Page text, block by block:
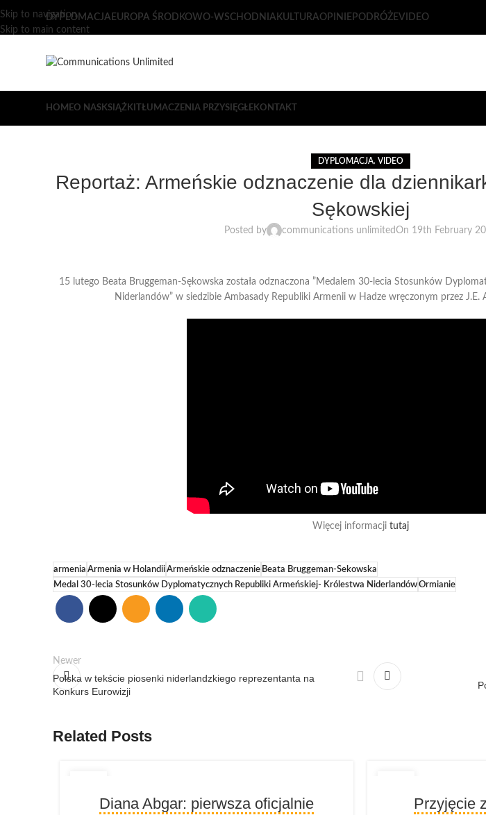
Skip to navigation
Skip to main content
DYPLOMACJA EUROPA ŚRODKOWO-WSCHODNIA KULTURAOPINIE PODRÓŻEVIDEO
HOMEO NAS KSIĄŻKI TŁUMACZENIA PRZYSIĘGŁE KONTAKT
DYPLOMACJA, VIDEO
Reportaż: Armeńskie odznaczenie dla
Sękowskiej
Posted by communications unlimitedOn 19th February
15 lutego Beata Bruggeman-Sękowska została odznaczona ”Medalem 30-lecia Stosunków
Niderlandów” w siedzibie Ambasady Republiki Armenii w Hadze wręczonym przez J.E.
Więcej informacji tutaj
armenia Armenia w HolandiiArmeńskie odznaczenieBeata Bruggeman-Sekowska
Medal 30-lecia Stosunków Dyplomatycznych Republiki Armeńskiej- Królestwa NiderlandówOrmianie
Newer
Polska w tekście piosenki niderlandzkiego reprezentanta na
Konkurs Eurowizji
Related Posts
Diana Abgar: pierwsza oficjalnie
Przyjęcie